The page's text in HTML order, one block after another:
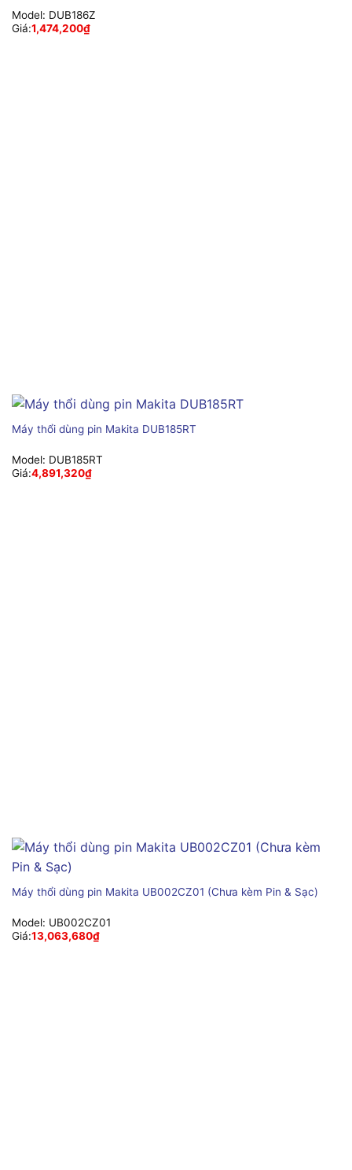
Model: DUB186Z
Giá:1,474,200₫
Máy thổi dùng pin Makita DUB185RT
Model: DUB185RT
Giá:4,891,320₫
Máy thổi dùng pin Makita UB002CZ01 (Chưa kèm Pin & Sạc)
Model: UB002CZ01
Giá:13,063,680₫